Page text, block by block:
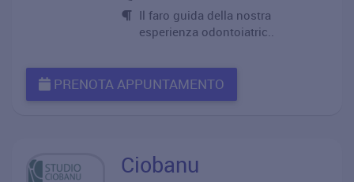
Il faro guida della nostra
esperienza odontoiatric..
PRENOTA APPUNTAMENTO
Ciobanu